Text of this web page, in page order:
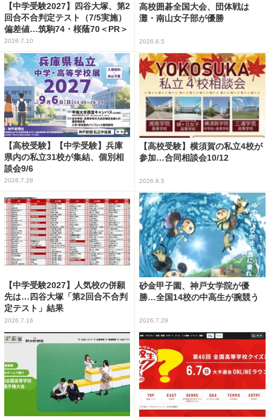
【中学受験2027】四谷大塚、第2
回合不合判定テスト（7/5実施）
偏差値…筑駒74・桜蔭70＜PR＞
2026.7.10
高校囲碁全国大会、団体戦は
灘・南山女子部が優勝
2026.8.5
【高校受験】【中学受験】兵庫
県内の私立31校が集結、個別相
談会9/6
2026.7.28
【高校受験】横須賀の私立4校が
参加…合同相談会10/12
2026.8.5
【中学受験2027】人気校の併願
先は…四谷大塚「第2回合不合判
定テスト」結果
2026.7.16
砂金甲子園、神戸女学院が優
勝…全国14校の中高生が腕競う
2026.7.29